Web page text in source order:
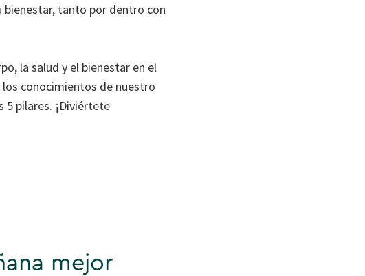
tanto por dentro con
la salud y el bienestar en el
conocimientos de nuestro
pilares. ¡Diviértete
mejor